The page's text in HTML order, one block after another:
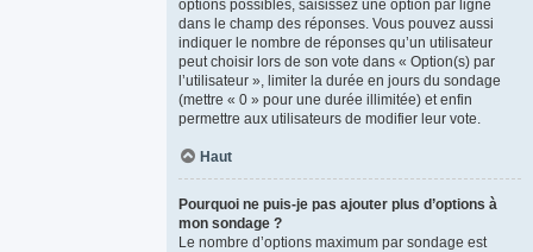
options possibles, saisissez une option par ligne
dans le champ des réponses. Vous pouvez aussi
indiquer le nombre de réponses qu’un utilisateur
peut choisir lors de son vote dans « Option(s) par
l’utilisateur », limiter la durée en jours du sondage
(mettre « 0 » pour une durée illimitée) et enfin
permettre aux utilisateurs de modifier leur vote.
Haut
Pourquoi ne puis-je pas ajouter plus d’options à
mon sondage ?
Le nombre d’options maximum par sondage est